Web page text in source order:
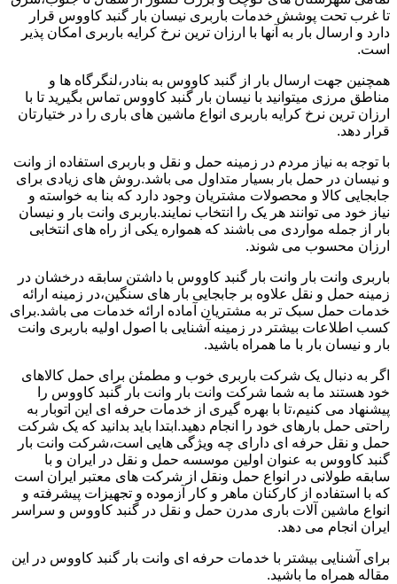
تا غرب تحت پوشش خدمات باربری نیسان بار گنبد کاووس قرار
دارد و ارسال بار به آنها با ارزان ترین نرخ کرایه باربری امکان پذیر
است.
همچنین جهت ارسال بار از گنبد کاووس به بنادر،لنگرگاه ها و
مناطق مرزی میتوانید با نیسان بار گنبد کاووس تماس بگیرید تا با
ارزان ترین نرخ کرایه باربری انواع ماشین های باری را در ختیارتان
قرار دهد.
با توجه به نیاز مردم در زمینه حمل و نقل و باربری استفاده از وانت
و نیسان در حمل بار بسیار متداول می باشد.روش های زیادی برای
جابجایی کالا و محصولات مشتریان وجود دارد که بنا به خواسته و
نیاز خود می توانند هر یک را انتخاب نمایند.باربری وانت بار و نیسان
بار از جمله مواردی می باشند که همواره یکی از راه های انتخابی
ارزان محسوب می شوند.
باربری وانت بار وانت بار گنبد کاووس با داشتن سابقه درخشان در
زمینه حمل و نقل علاوه بر جابجایی بار های سنگین،در زمینه ارائه
خدمات حمل سبک تر به مشتریان آماده ارائه خدمات می باشد.برای
کسب اطلاعات بیشتر در زمینه آشنایی با اصول اولیه باربری وانت
بار و نیسان بار با ما همراه باشید.
اگر به دنبال یک شرکت باربری خوب و مطمئن برای حمل کالاهای
خود هستند ما به شما شرکت وانت بار وانت بار گنبد کاووس را
پیشنهاد می کنیم،تا با بهره گیری از خدمات حرفه ای این اتوبار به
راحتی حمل بارهای خود را انجام دهید.ابتدا باید بدانید که یک شرکت
حمل و نقل حرفه ای دارای چه ویژگی هایی است،شرکت وانت بار
گنبد کاووس به عنوان اولین موسسه حمل و نقل در ایران و با
سابقه طولانی در انواع حمل ونقل از شرکت های معتبر ایران است
که با استفاده از کارکنان ماهر و کار آزموده و تجهیزات پیشرفته و
انواع ماشین آلات باری مدرن حمل و نقل در گنبد کاووس و سراسر
ایران انجام می دهد.
برای آشنایی بیشتر با خدمات حرفه ای وانت بار گنبد کاووس در این
مقاله همراه ما باشید.